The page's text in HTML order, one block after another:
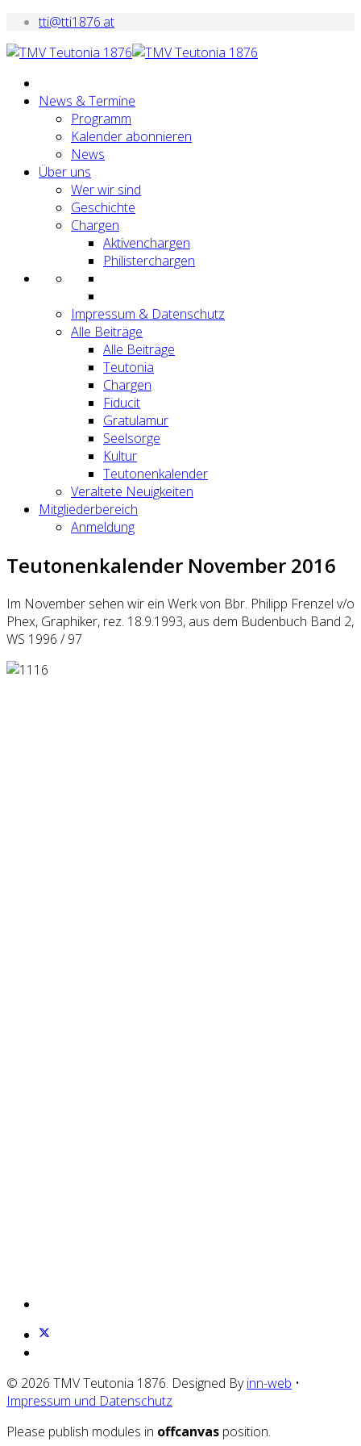
tti@tti1876.at
News & Termine
Programm
Kalender abonnieren
News
Über uns
Wer wir sind
Geschichte
Chargen
Aktivenchargen
Philisterchargen
Impressum & Datenschutz
Alle Beiträge
Alle Beiträge
Teutonia
Chargen
Fiducit
Gratulamur
Seelsorge
Kultur
Teutonenkalender
Veraltete Neuigkeiten
Mitgliederbereich
Anmeldung
Teutonenkalender November 2016
Im November sehen wir ein Werk von Bbr. Philipp Frenzel v/o
Phex, Graphiker, rez. 18.9.1993, aus dem Budenbuch Band 2,
WS 1996 / 97
© 2026 TMV Teutonia 1876. Designed Byinn-web •
Impressum und Datenschutz
Please publish modules in offcanvas position.